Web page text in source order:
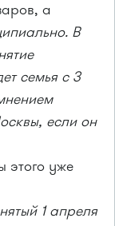
а
В
семья с 3
если он
этого уже
1 апреля